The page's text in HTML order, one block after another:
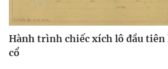
Hành trình chiếc xích lô đầu
cổ